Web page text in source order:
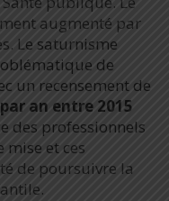
augmenté par
Le saturnisme
de
un recensement de
an entre 2015
des professionnels
mise et ces
de poursuivre la